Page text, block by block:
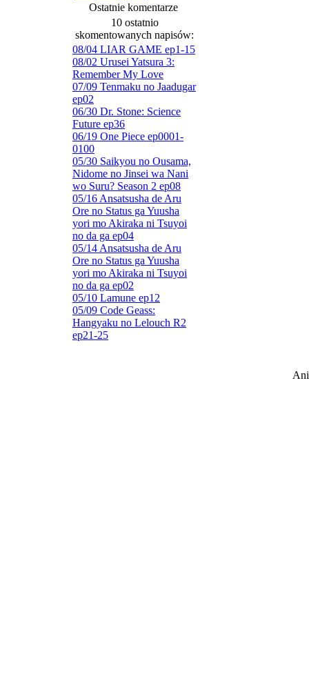
Ostatnie komentarze
10 ostatnio
skomentowanych napisów:
08/04 LIAR GAME ep1-15
08/02 Urusei Yatsura 3:
Remember My Love
07/09 Tenmaku no Jaadugar
ep02
06/30 Dr. Stone: Science
Future ep36
06/19 One Piece ep0001-
0100
05/30 Saikyou no Ousama,
Nidome no Jinsei wa Nani
wo Suru? Season 2 ep08
05/16 Ansatsusha de Aru
Ore no Status ga Yuusha
yori mo Akiraka ni Tsuyoi
no da ga ep04
05/14 Ansatsusha de Aru
Ore no Status ga Yuusha
yori mo Akiraka ni Tsuyoi
no da ga ep02
05/10 Lamune ep12
05/09 Code Geass:
Hangyaku no Lelouch R2
ep21-25